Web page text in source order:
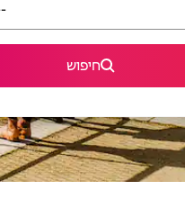
חיפוש